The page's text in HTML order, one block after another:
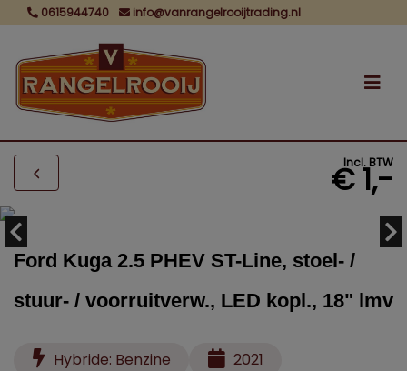
0615944740 info@vanrangelrooijtrading.nl
Incl. BTW
€ 1,-
Ford Kuga 2.5 PHEV ST-Line, stoel- /
stuur- / voorruitverw., LED kopl., 18" lmv
Hybride: Benzine
2021